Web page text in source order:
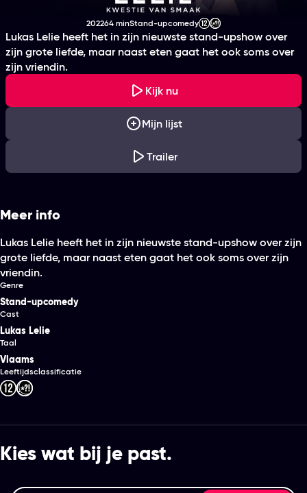
Productiejaar
2022 Tijdsduur
64 min Genre
Stand-upcomedy
Leeftijdsclassificatie
Lukas Lelie heeft het in zijn nieuwste stand-upshow over
zijn grote liefde, maar naast eten gaat het ook soms over
zijn vriendin.
Kijk nu
Mijn lijst
Trailer
Meer info
Lukas Lelie heeft het in zijn nieuwste stand-upshow over zijn
grote liefde, maar naast eten gaat het ook soms over zijn
vriendin.
Genre
Stand-upcomedy
Cast
Lukas Lelie
Taal
Vlaams
Leeftijdsclassificatie
Kies wat bij je past.